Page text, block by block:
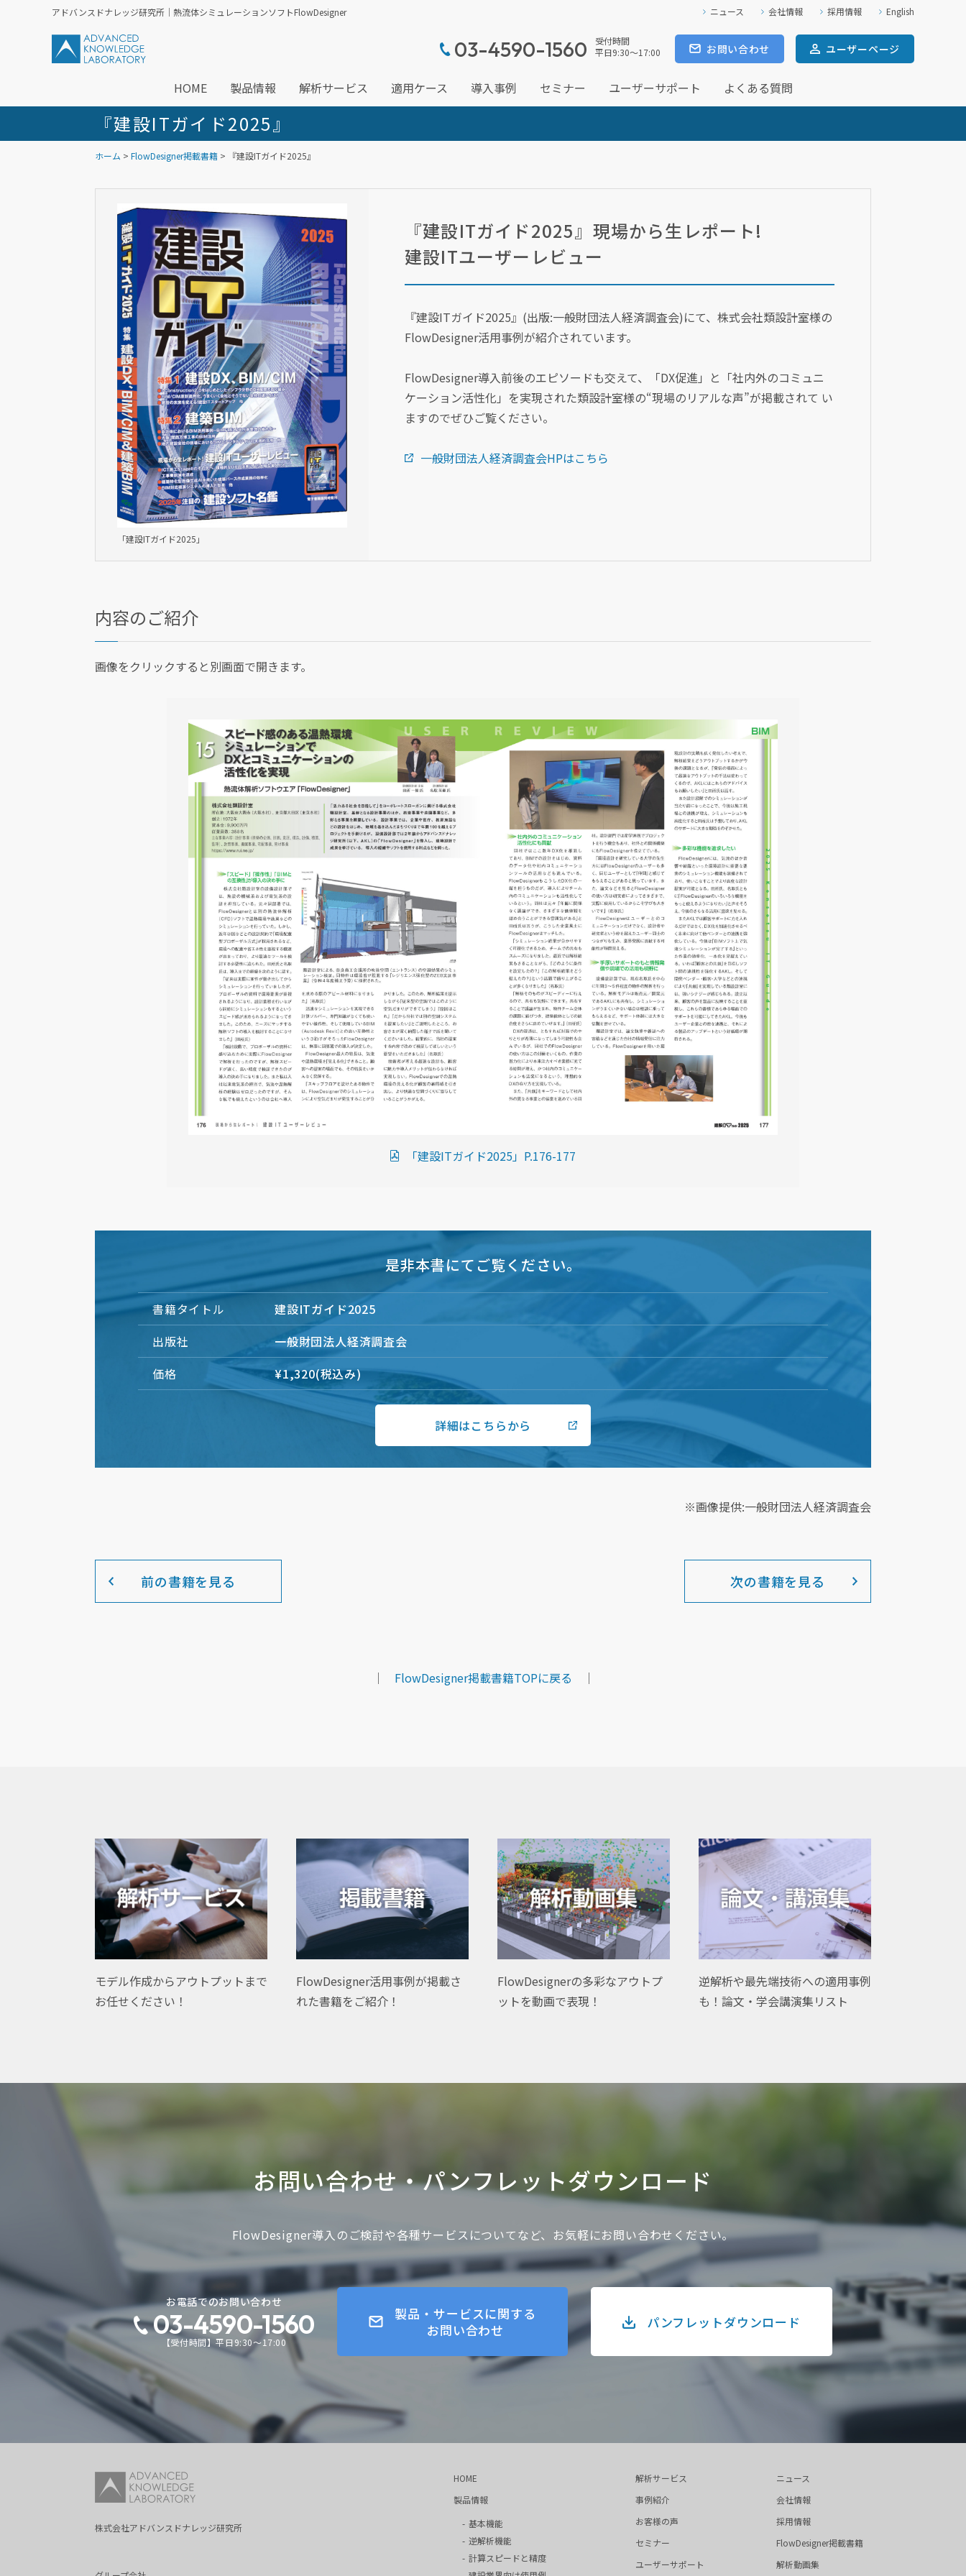
アドバンスドナレッジ研究所｜熱流体シミュレーションソフトFlowDesigner
03-4590-1560
受付時間
平日9:30～17:00
お問い合わせ ユーザーページ
HOME 製品情報 解析サービス 適用ケース 導入事例 セミナー ユーザーサポート よくある質問
ニュース 会社情報 採用情報 English
『建設ITガイド2025』
ホーム > FlowDesigner掲載書籍 > 『建設ITガイド2025』
「建設ITガイド2025」
『建設ITガイド2025』現場から生レポート!
建設ITユーザーレビュー
『建設ITガイド2025』(出版:一般財団法人経済調査会)にて、株式会社類設計室様の
FlowDesigner活用事例が紹介されています。
FlowDesigner導入前後のエピソードも交えて、「DX促進」と「社内外のコミュニ
ケーション活性化」を実現された類設計室様の“現場のリアルな声”が掲載されて い
ますのでぜひご覧ください。
一般財団法人経済調査会HPはこちら
内容のご紹介
画像をクリックすると別画面で開きます。
「建設ITガイド2025」P.176-177
是非本書にてご覧ください。
書籍タイトル
建設ITガイド2025
出版社
一般財団法人経済調査会
価格
¥1,320(税込み)
詳細はこちらから
※画像提供:一般財団法人経済調査会
前の書籍を見る 次の書籍を見る
｜ FlowDesigner掲載書籍TOPに戻る ｜
モデル作成からアウトプットまで
お任せください！
FlowDesigner活用事例が掲載さ
れた書籍をご紹介！
FlowDesignerの多彩なアウトプ
ットを動画で表現！
逆解析や最先端技術への適用事例
も！論文・学会講演集リスト
お問い合わせ・パンフレットダウンロード
FlowDesigner導入のご検討や各種サービスについてなど、お気軽にお問い合わせください。
お電話でのお問い合わせ
03-4590-1560
【受付時間】平日9:30～17:00
製品・サービスに関する
お問い合わせ
パンフレットダウンロード
株式会社アドバンスドナレッジ研究所
HOME
製品情報
基本機能
逆解析機能
計算スピードと精度
解析サービス
事例紹介
お客様の声
セミナー
ユーザーサポート
ニュース
会社情報
採用情報
FlowDesigner掲載書籍
解析動画集